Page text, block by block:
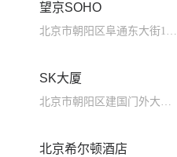
望京SOHO
北京市朝阳区阜通东大街1号院
SK大厦
北京市朝阳区建国门外大街甲6号
北京希尔顿酒店